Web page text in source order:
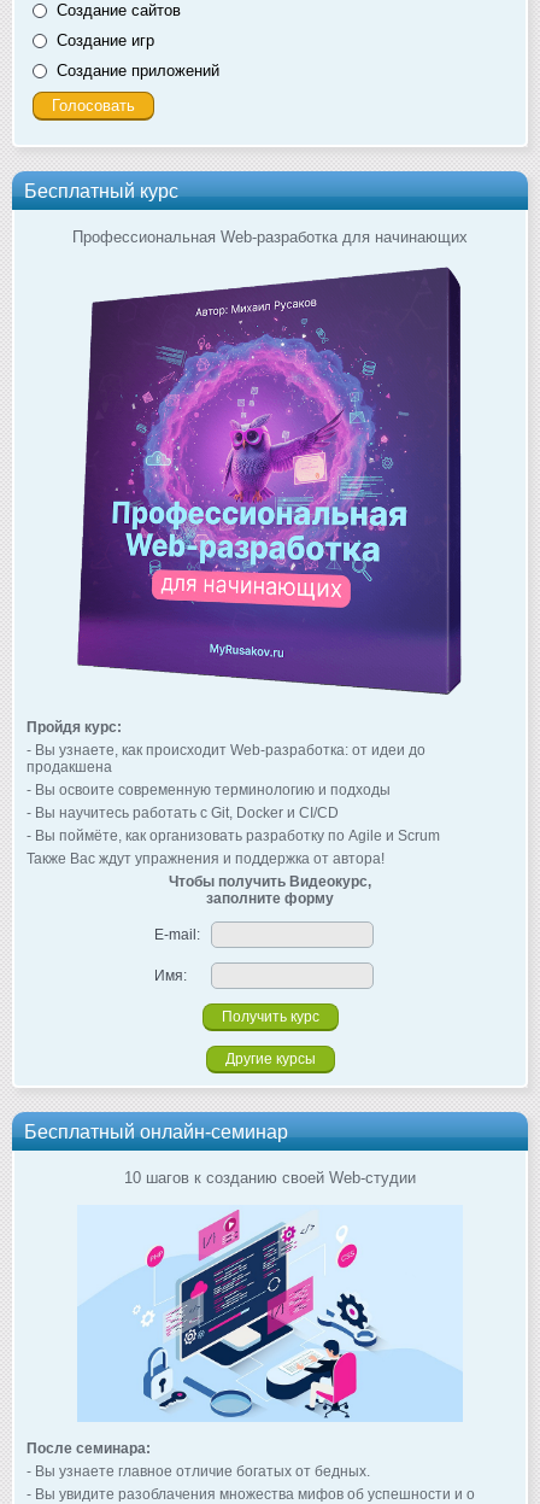
Создание сайтов
Создание игр
Создание приложений
Бесплатный курс
Профессиональная Web-разработка для начинающих
Пройдя курс:
- Вы узнаете, как происходит Web-разработка: от идеи до
продакшена
- Вы освоите современную терминологию и подходы
- Вы научитесь работать с Git, Docker и CI/CD
- Вы поймёте, как организовать разработку по Agile и Scrum
Также Вас ждут упражнения и поддержка от автора!
Чтобы получить Видеокурс,
заполните форму
E-mail:
Имя:
Другие курсы
Бесплатный онлайн-семинар
10 шагов к созданию своей Web-студии
После семинара:
- Вы узнаете главное отличие богатых от бедных.
- Вы увидите разоблачения множества мифов об успешности и о